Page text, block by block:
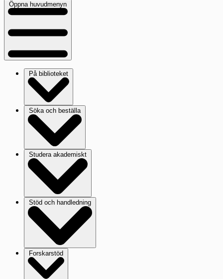
Öppna huvudmenyn
På biblioteket
Söka och beställa
Studera akademiskt
Stöd och handledning
Forskarstöd